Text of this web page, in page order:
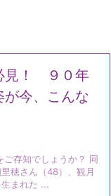
見！ ９０年
今、こんな
存知でしょうか？ 同
穂さん（48）、観月
まれた ...